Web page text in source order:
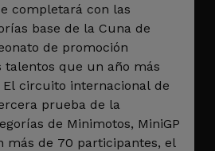
completará con las
base de la Cuna de
de promoción
talentos que un año más
El circuito internacional de
prueba de la
de Minimotos, MiniGP
más de 70 participantes, el